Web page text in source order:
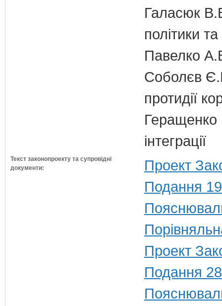
Галасюк
політики
Павелко
Соболєв
протидії
Геращенко
інтеграції
Текст законопроекту та супровідні
документи:
Проект
Подання
Проект
Подання